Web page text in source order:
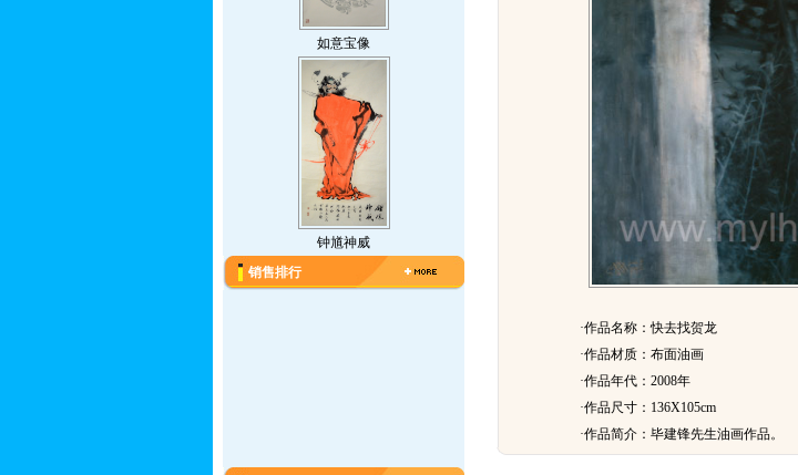
如意宝像
钟馗神威
销售排行
·作品名称：快去找贺龙
·作品材质：布面油画
·作品年代：2008年
·作品尺寸：136X105cm
·作品简介： 毕建锋先生油画作品。